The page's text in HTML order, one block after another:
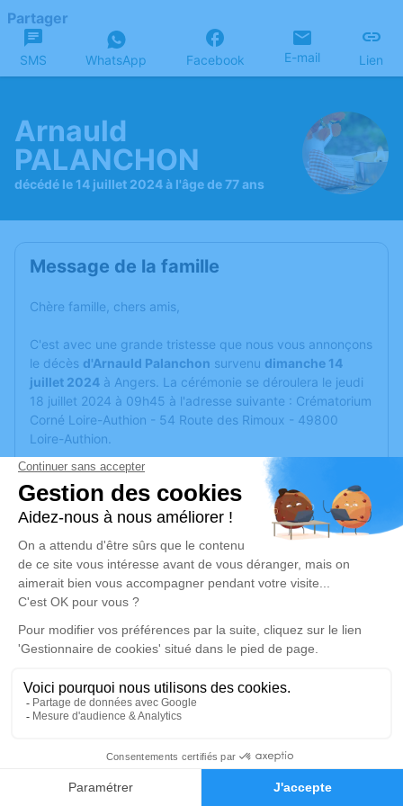
Faire-part Hommages
Partager
SMS WhatsApp Facebook E-mail Lien
Arnauld
PALANCHON
décédé le 14 juillet 2024 à l'âge de 77 ans
Message de la famille
Chère famille, chers amis,
C'est avec une grande tristesse que nous vous annonçons
le décès d'Arnauld Palanchon survenu dimanche 14
juillet 2024 à Angers. La cérémonie se déroulera le jeudi
18 juillet 2024 à 09h45 à l'adresse suivante : Crématorium
Corné Loire-Authion - 54 Route des Rimoux - 49800
Loire-Authion.
Cet espace privé est destiné à recueillir vos condoléances
ou le souvenir d’un moment passé.
Un service de plantation d’arbre hommage estdisponible
ici.
Cérémonie religieuse
jeudi 18 juillet 2024 à 09h45
Crématorium Corné de Loire-Authion
54 Route des Rimoux
Je rends hommage